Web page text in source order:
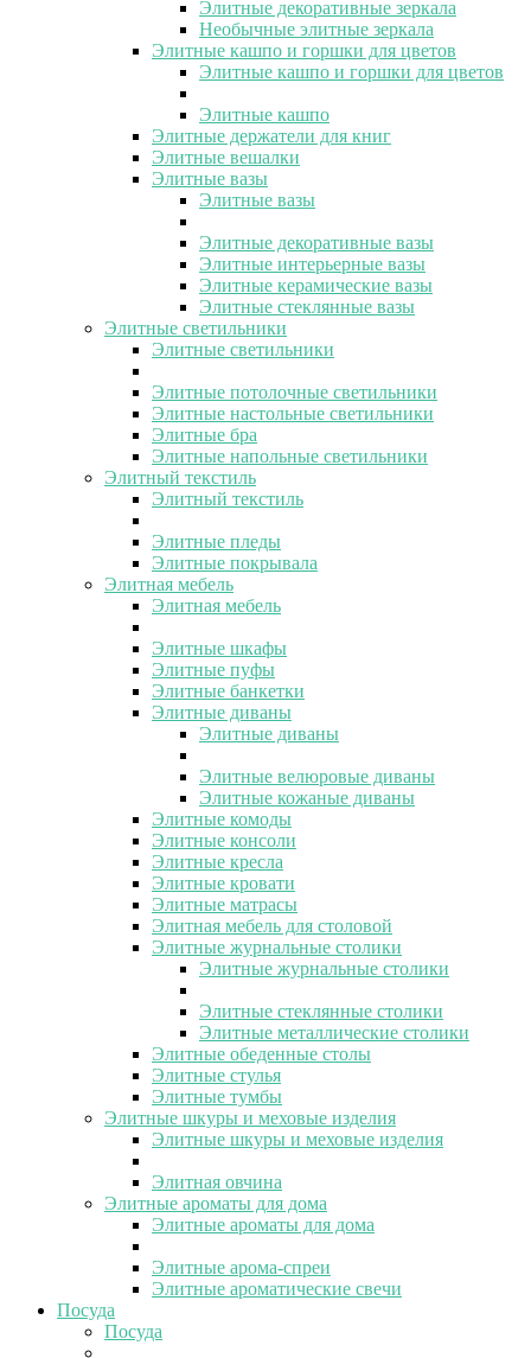
Элитные декоративные зеркала
Необычные элитные зеркала
Элитные кашпо и горшки для цветов
Элитные кашпо и горшки для цветов
Элитные кашпо
Элитные держатели для книг
Элитные вешалки
Элитные вазы
Элитные вазы
Элитные декоративные вазы
Элитные интерьерные вазы
Элитные керамические вазы
Элитные стеклянные вазы
Элитные светильники
Элитные светильники
Элитные потолочные светильники
Элитные настольные светильники
Элитные бра
Элитные напольные светильники
Элитный текстиль
Элитный текстиль
Элитные пледы
Элитные покрывала
Элитная мебель
Элитная мебель
Элитные шкафы
Элитные пуфы
Элитные банкетки
Элитные диваны
Элитные диваны
Элитные велюровые диваны
Элитные кожаные диваны
Элитные комоды
Элитные консоли
Элитные кресла
Элитные кровати
Элитные матрасы
Элитная мебель для столовой
Элитные журнальные столики
Элитные журнальные столики
Элитные стеклянные столики
Элитные металлические столики
Элитные обеденные столы
Элитные стулья
Элитные тумбы
Элитные шкуры и меховые изделия
Элитные шкуры и меховые изделия
Элитная овчина
Элитные ароматы для дома
Элитные ароматы для дома
Элитные арома-спреи
Элитные ароматические свечи
Посуда
Посуда